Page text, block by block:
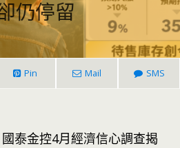
仍停留
Pin Mail SMS
泰金控4月經濟信心調查揭